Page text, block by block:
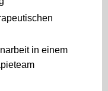
in einem